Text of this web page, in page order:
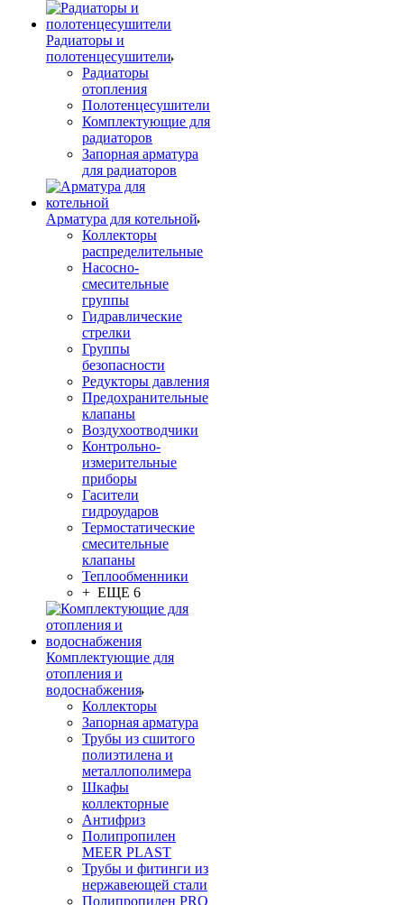
Радиаторы и
полотенцесушители
Радиаторы
отопления
Полотенцесушители
Комплектующие для
радиаторов
Запорная арматура
для радиаторов
Арматура для котельной
Коллекторы
распределительные
Насосно-
смесительные
группы
Гидравлические
стрелки
Группы
безопасности
Редукторы давления
Предохранительные
клапаны
Воздухоотводчики
Контрольно-
измерительные
приборы
Гасители
гидроударов
Термостатические
смесительные
клапаны
Теплообменники
+ ЕЩЕ 6
Комплектующие для
отопления и
водоснабжения
Коллекторы
Запорная арматура
Трубы из сшитого
полиэтилена и
металлополимера
Шкафы
коллекторные
Антифриз
Полипропилен
MEER PLAST
Трубы и фитинги из
нержавеющей стали
Полипропилен PRO